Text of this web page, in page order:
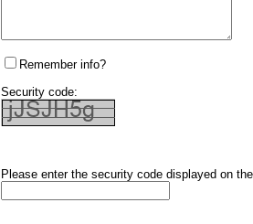
Remember info?
Security code:
Please enter the security code displayed on